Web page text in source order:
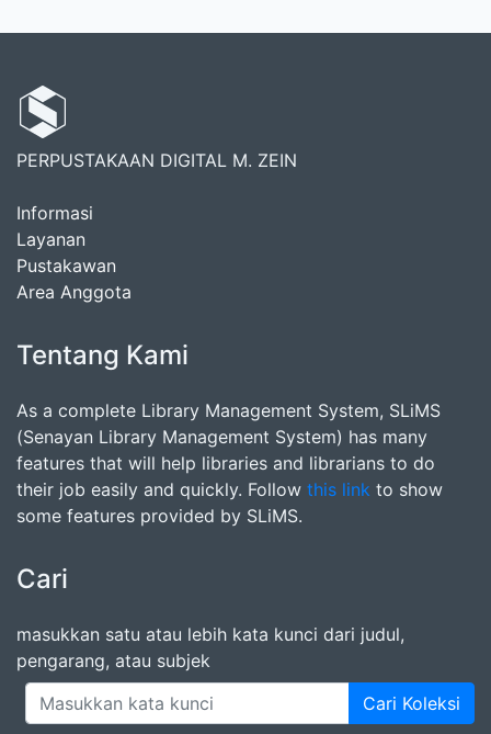
PERPUSTAKAAN DIGITAL M. ZEIN
Informasi
Layanan
Pustakawan
Area Anggota
Tentang Kami
As a complete Library Management System, SLiMS
(Senayan Library Management System) has many
features that will help libraries and librarians to do
their job easily and quickly. Follow this link to show
some features provided by SLiMS.
Cari
masukkan satu atau lebih kata kunci dari judul,
pengarang, atau subjek
Cari Koleksi